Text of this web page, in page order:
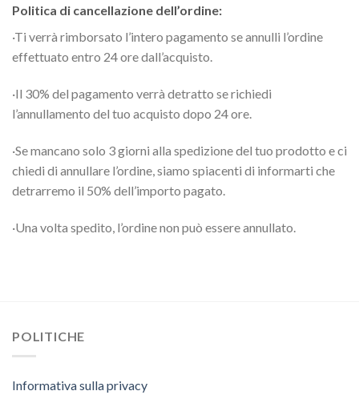
Politica di cancellazione dell’ordine:
·Ti verrà rimborsato l’intero pagamento se annulli l’ordine
effettuato entro 24 ore dall’acquisto.
·Il 30% del pagamento verrà detratto se richiedi
l’annullamento del tuo acquisto dopo 24 ore.
·Se mancano solo 3 giorni alla spedizione del tuo prodotto e ci
chiedi di annullare l’ordine, siamo spiacenti di informarti che
detrarremo il 50% dell’importo pagato.
·Una volta spedito, l’ordine non può essere annullato.
POLITICHE
Informativa sulla privacy